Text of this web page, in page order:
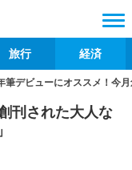
旅行 経済
筆デビューにオススメ！今
刊された大人な